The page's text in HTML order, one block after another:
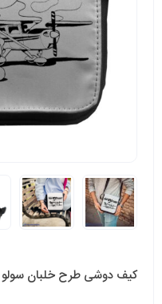
کیف دوشی طرح خلبان سولو